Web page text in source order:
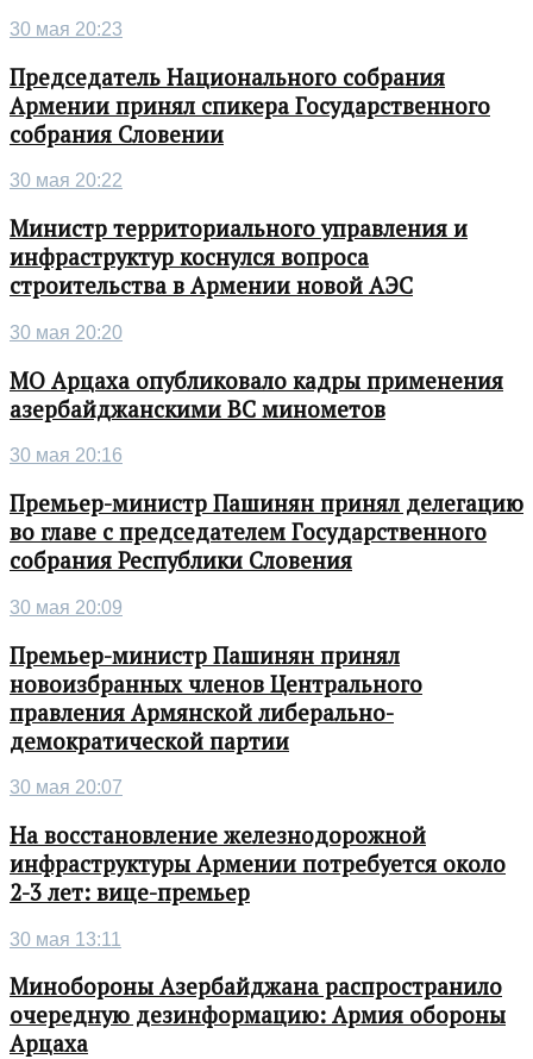
30 мая 20:23
Председатель Национального собрания
Армении принял спикера Государственного
собрания Словении
30 мая 20:22
Министр территориального управления и
инфраструктур коснулся вопроса
строительства в Армении новой АЭС
30 мая 20:20
МО Арцаха опубликовало кадры применения
азербайджанскими ВС минометов
30 мая 20:16
Премьер-министр Пашинян принял делегацию
во главе с председателем Государственного
собрания Республики Словения
30 мая 20:09
Премьер-министр Пашинян принял
новоизбранных членов Центрального
правления Армянской либерально-
демократической партии
30 мая 20:07
На восстановление железнодорожной
инфраструктуры Армении потребуется около
2-3 лет: вице-премьер
30 мая 13:11
Минобороны Азербайджана распространило
очередную дезинформацию: Армия обороны
Арцаха